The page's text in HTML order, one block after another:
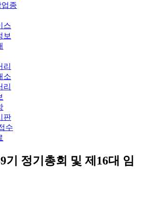
종
스
보
리
소
리
판
수
기 정기총회 및 제16대 임